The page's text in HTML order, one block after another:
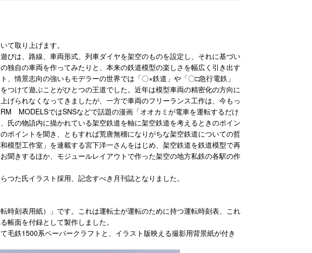
て取り上げます。
びは、路線、車両形式、列車ダイヤを架空のものを設定し、それに基づい
独自の車両を作ってみたりと、本来の鉄道模型の楽しさを幅広く引き出す
、情景志向の強いもモデラーの世界では「〇×鉄道」や「〇□急行電鉄」
つけて遊ぶことがひとつの王道でした。近年は模型車両の精密化の方向に
げられなくなってきましたが、一方で車両のフリーランス工作は、今もっ
MODELSではSNSなどで話題の漫画「オオカミが電車を運転するだけ
氏の物語内に描かれている架空鉄道を軸に架空鉄道を考えるときのポイン
ポイントを聞き、ともすれば荒唐無稽になりがちな架空鉄道についての哲
模型工作室」を連載する宮下洋一さんをはじめ、架空鉄道を鉄道模型で再
聞きするほか、モジュールレイアウトで作った架空の地方私鉄の各駅の作
つた氏イラスト採用、記念すべき月刊誌となりました。
時刻表用紙）」です。これは運転士が運転のために持つ運転時刻表、これ
帳面を付録として製作しました。
毛鉄1500系ペーパークラフトと、イラスト版映える撮影用背景紙が付き